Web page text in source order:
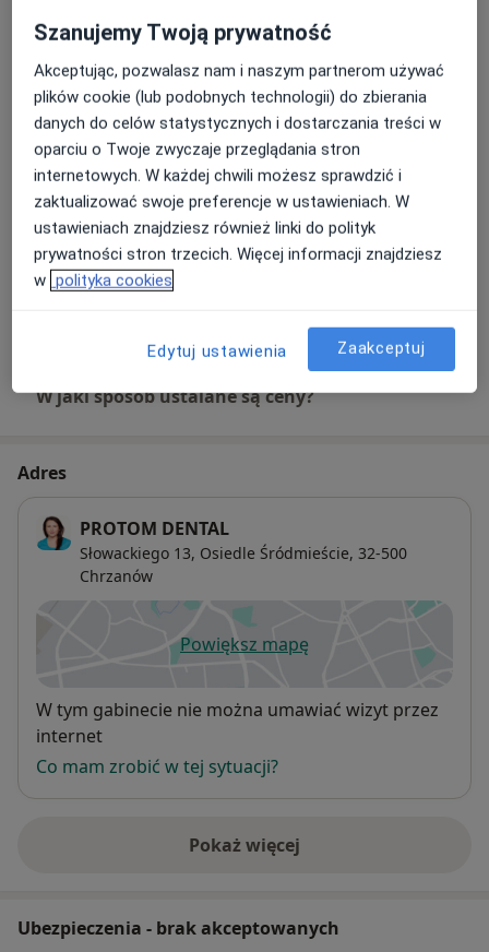
120 zł Szczegóły
Ekstrakcja zęba mlecznego
Od 185 zł Szczegóły
Pakiet higienizacyjny
330 zł Szczegóły
Rentgen zębów
Od 30 zł Szczegóły
W jaki sposób ustalane są ceny?
Adres
PROTOM DENTAL
Słowackiego 13, Osiedle Śródmieście, 32-500
Chrzanów
Powiększ mapęotwiera się w nowej karcie
Dostępność
W tym gabinecie nie można umawiać wizyt przez
internet
Co mam zrobić w tej sytuacji?
Pokaż więcej
o adresie
Ubezpieczenia - brak akceptowanych
Szanujemy Twoją prywatność
Akceptując, pozwalasz nam i naszym partnerom używać
plików cookie (lub podobnych technologii) do zbierania
danych do celów statystycznych i dostarczania treści w
oparciu o Twoje zwyczaje przeglądania stron
internetowych. W każdej chwili możesz sprawdzić i
zaktualizować swoje preferencje w ustawieniach. W
ustawieniach znajdziesz również linki do polityk
prywatności stron trzecich. Więcej informacji znajdziesz
w polityka cookies
Edytuj ustawienia Zaakceptuj